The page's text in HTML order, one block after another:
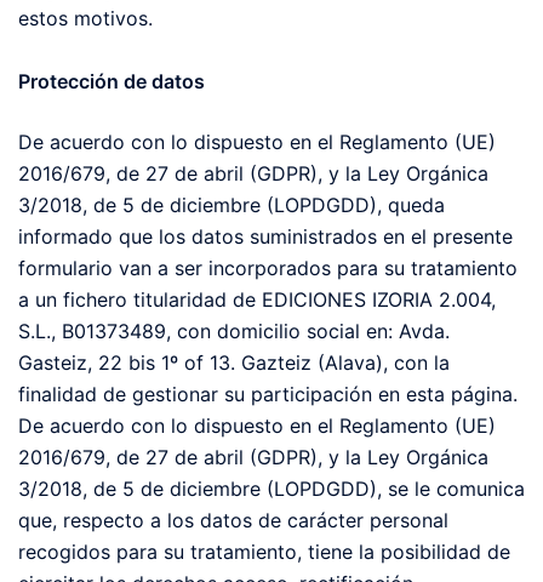
estos motivos.
Protección de datos
De acuerdo con lo dispuesto en el Reglamento (UE)
2016/679, de 27 de abril (GDPR), y la Ley Orgánica
3/2018, de 5 de diciembre (LOPDGDD), queda
informado que los datos suministrados en el presente
formulario van a ser incorporados para su tratamiento
a un fichero titularidad de EDICIONES IZORIA 2.004,
S.L., B01373489, con domicilio social en: Avda.
Gasteiz, 22 bis 1º of 13. Gazteiz (Alava), con la
finalidad de gestionar su participación en esta página.
De acuerdo con lo dispuesto en el Reglamento (UE)
2016/679, de 27 de abril (GDPR), y la Ley Orgánica
3/2018, de 5 de diciembre (LOPDGDD), se le comunica
que, respecto a los datos de carácter personal
recogidos para su tratamiento, tiene la posibilidad de